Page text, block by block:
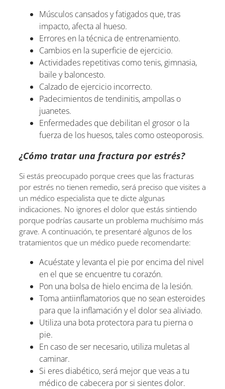
Músculos cansados y fatigados que, tras
impacto, afecta al hueso.
Errores en la técnica de entrenamiento.
Cambios en la superficie de ejercicio.
Actividades repetitivas como tenis, gimnasia,
baile y baloncesto.
Calzado de ejercicio incorrecto.
Padecimientos de tendinitis, ampollas o
juanetes.
Enfermedades que debilitan el grosor o la
fuerza de los huesos, tales como osteoporosis.
¿Cómo tratar una fractura por estrés?
Si estás preocupado porque crees que las fracturas
por estrés no tienen remedio, será preciso que visites a
un médico especialista que te dicte algunas
indicaciones. No ignores el dolor que estás sintiendo
porque podrías causarte un problema muchísimo más
grave. A continuación, te presentaré algunos de los
tratamientos que un médico puede recomendarte:
Acuéstate y levanta el pie por encima del nivel
en el que se encuentre tu corazón.
Pon una bolsa de hielo encima de la lesión.
Toma antiinflamatorios que no sean esteroides
para que la inflamación y el dolor sea aliviado.
Utiliza una bota protectora para tu pierna o
pie.
En caso de ser necesario, utiliza muletas al
caminar.
Si eres diabético, será mejor que veas a tu
médico de cabecera por si sientes dolor.